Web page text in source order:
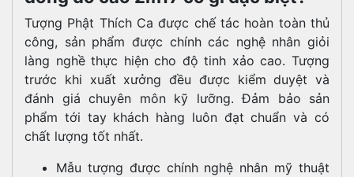
Tượng Phật Thích Ca được chế tác hoàn toàn thủ
công, sản phẩm được chính các nghệ nhân giỏi
làng nghề thực hiện cho độ tinh xảo cao. Tượng
trước khi xuất xưởng đều được kiểm duyệt và
đánh giá chuyên môn kỹ lưỡng. Đảm bảo sản
phẩm tới tay khách hàng luôn đạt chuẩn và có
chất lượng tốt nhất.
Mẫu tượng được chính nghệ nhân mỹ thuật